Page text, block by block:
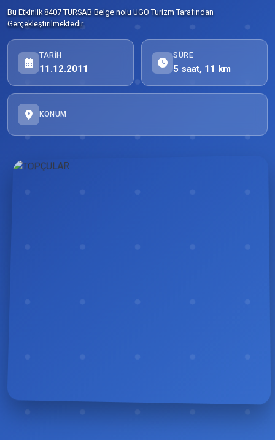
Bu Etkinlik 8407 TURSAB Belge nolu UGO Turizm Tarafından
Gerçekleştirilmektedir.
TARIH
11.12.2011
SÜRE
5 saat, 11 km
KONUM